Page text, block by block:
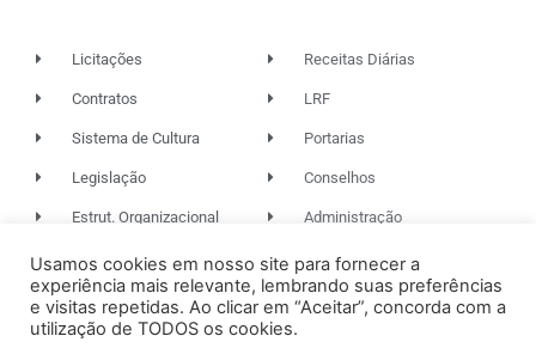
Licitações
Contratos
Sistema de Cultura
Legislação
Estrut. Organizacional
Receitas Diárias
LRF
Portarias
Conselhos
Administração
© 2026. TODOS OS DIREITOS RESERVADOS.
Usamos cookies em nosso site para fornecer a
experiência mais relevante, lembrando suas preferências
e visitas repetidas. Ao clicar em “Aceitar”, concorda com a
utilização de TODOS os cookies.